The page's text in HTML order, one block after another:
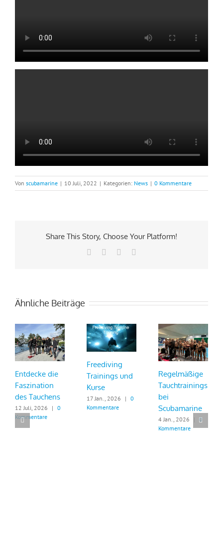
Von scubamarine | 10 Juli, 2022 | Kategorien: News | 0 Kommentare
Share This Story, Choose Your Platform!
FacebookPinterest
Ähnliche Beiträge
Entdecke die
Faszination
des Tauchens
12 Juli, 2026 | 0
Kommentare
Freediving
Trainings und
Kurse
17 Jan., 2026 | 0
Kommentare
Regelmäßige
Tauchtrainings
bei
Scubamarine
4 Jan., 2026
0
Kommentare